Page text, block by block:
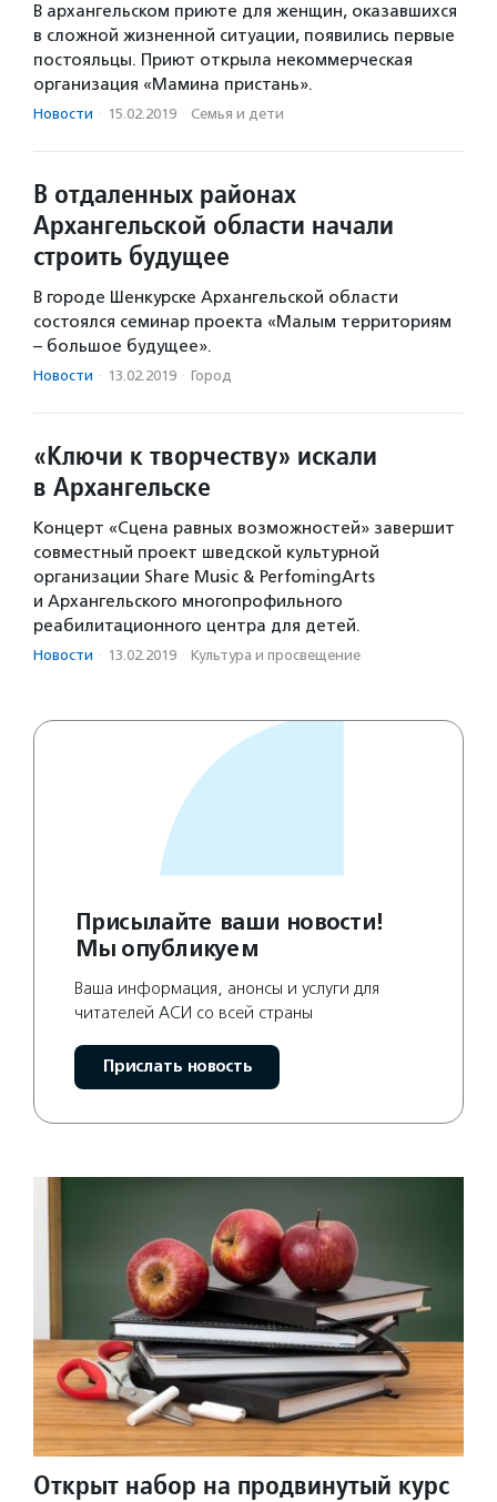
В архангельском приюте для женщин, оказавшихся
в сложной жизненной ситуации, появились первые
постояльцы. Приют открыла некоммерческая
организация «Мамина пристань».
Новости · 15.02.2019 · Семья и дети
В отдаленных районах
Архангельской области начали
строить будущее
В городе Шенкурске Архангельской области
состоялся семинар проекта «Малым территориям
– большое будущее».
Новости · 13.02.2019 · Город
«Ключи к творчеству» искали
в Архангельске
Концерт «Сцена равных возможностей» завершит
совместный проект шведской культурной
организации Share Music & PerfomingArts
и Архангельского многопрофильного
реабилитационного центра для детей.
Новости · 13.02.2019 · Культура и просвещение
Присылайте ваши новости!
Мы опубликуем
Ваша информация, анонсы и услуги для
читателей АСИ со всей страны
Прислать новость
Открыт набор на продвинутый курс